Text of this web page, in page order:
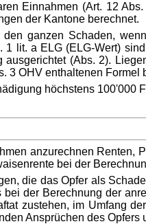
Einnahmen (Art. 12
der Kantone berechnet.
ganzen Schaden,
lit. a ELG (ELG-Wert)
(Abs. 2).
3 OHV enthaltenen Formel
höchstens 100'000
anzurechnen
bei der
die das Opfer als
der Berechnung der
zustehen, im Umfang
Ansprüchen des Opfers